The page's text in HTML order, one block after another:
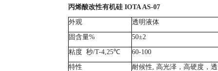
丙烯酸改性有机硅 IOTA AS-07
外观 透明液体
固含量% 50±2
粘度 秒/T-4,25℃ 60-100
特性 耐候性, 高光泽，高硬度，